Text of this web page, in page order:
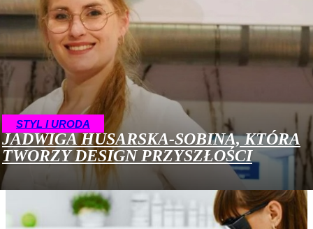
STYL I URODA
JADWIGA HUSARSKA-SOBINA, KTÓRA
TWORZY DESIGN PRZYSZŁOŚCI